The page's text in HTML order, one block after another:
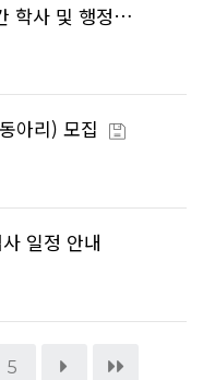
학사 및 행정…
아리) 모집
일정 안내
5